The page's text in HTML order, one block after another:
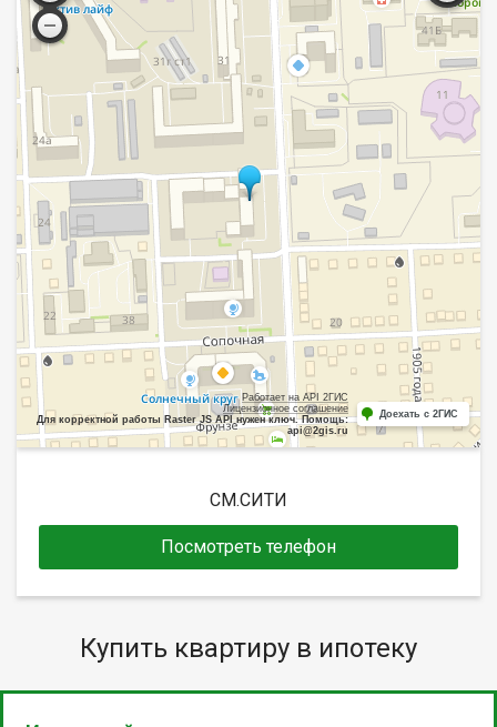
Работает на API 2ГИС
Лицензионное соглашение
Для корректной работы Raster JS API нужен ключ. Помощь:
api@2gis.ru
Доехать с 2ГИС
СМ.СИТИ
Посмотреть телефон
Купить квартиру в ипотеку